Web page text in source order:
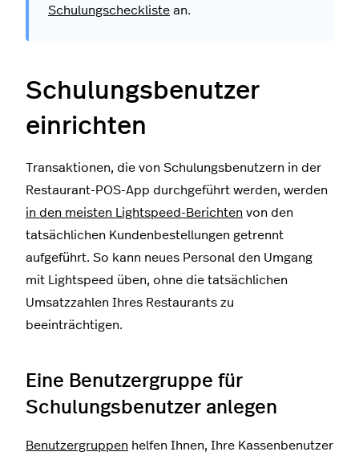
Schulungscheckliste an.
Schulungsbenutzer
einrichten
Transaktionen, die von Schulungsbenutzern in der
Restaurant-POS-App durchgeführt werden, werden
in den meisten Lightspeed-Berichten von den
tatsächlichen Kundenbestellungen getrennt
aufgeführt. So kann neues Personal den Umgang
mit Lightspeed üben, ohne die tatsächlichen
Umsatzzahlen Ihres Restaurants zu
beeinträchtigen.
Eine Benutzergruppe für
Schulungsbenutzer anlegen
Benutzergruppen helfen Ihnen, Ihre Kassenbenutzer